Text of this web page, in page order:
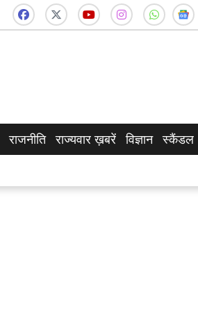
राजनीति राज्यवार ख़बरें विज्ञान स्कैंडल